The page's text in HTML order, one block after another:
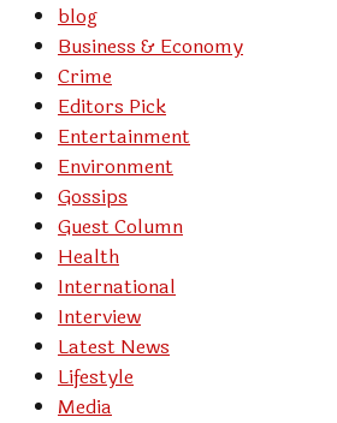
blog
Business & Economy
Crime
Editors Pick
Entertainment
Environment
Gossips
Guest Column
Health
International
Interview
Latest News
Lifestyle
Media